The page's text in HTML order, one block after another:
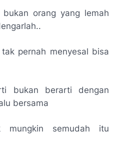
orang yang lemah
pernah menyesal bisa
bukan berarti dengan
bersama
semudah itu